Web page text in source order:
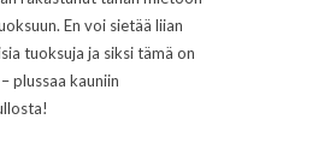
En voi sietää liian
tuoksuja ja siksi tämä on
plussaa kauniin